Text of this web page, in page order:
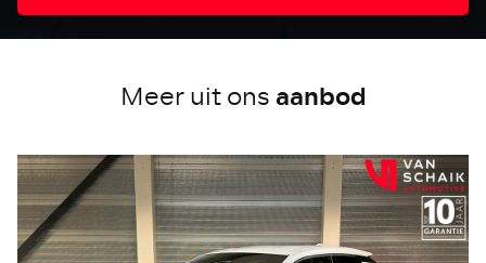
Meer uit ons aanbod